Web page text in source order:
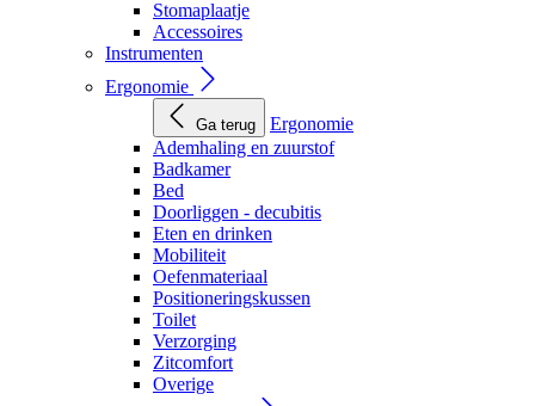
Stomaplaatje
Accessoires
Instrumenten
Ergonomie
Ga terug
Ergonomie
Ademhaling en zuurstof
Badkamer
Bed
Doorliggen - decubitis
Eten en drinken
Mobiliteit
Oefenmateriaal
Positioneringskussen
Toilet
Verzorging
Zitcomfort
Overige